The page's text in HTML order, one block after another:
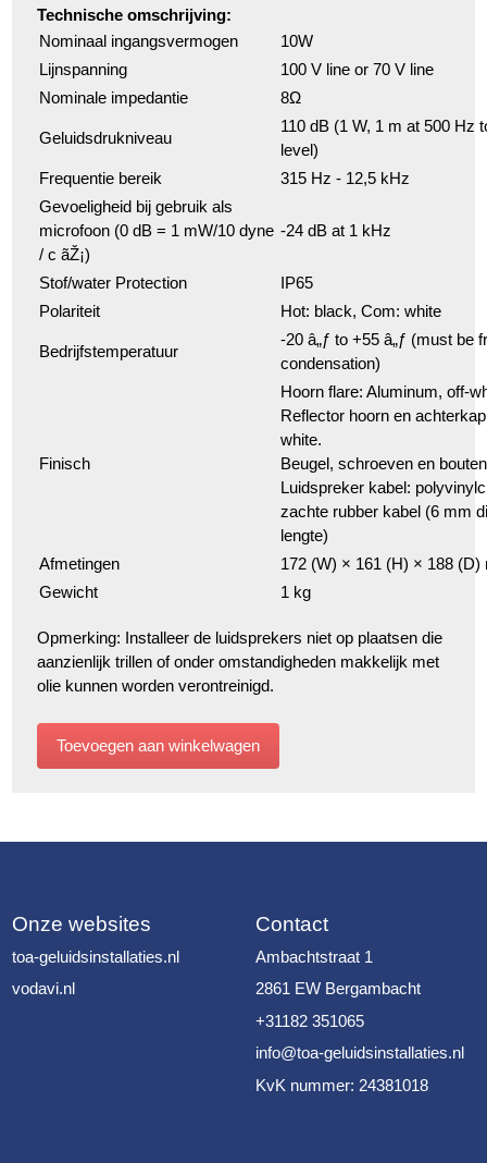
Technische omschrijving:
Nominaal ingangsvermogen
10W
Lijnspanning
100 V line or 70 V line
Nominale impedantie
8Ω
Geluidsdrukniveau
110 dB (1 W, 1 m at 500 Hz
level)
Frequentie bereik
315 Hz - 12,5 kHz
Gevoeligheid bij gebruik als
microfoon (0 dB = 1 mW/10 dyne
/ c ãŽ¡)
-24 dB at 1 kHz
Stof/water Protection
IP65
Polariteit
Hot: black, Com: white
Bedrijfstemperatuur
-20 â„ƒ to +55 â„ƒ (must be
condensation)
Finisch
Hoorn flare: Aluminum, off-
Reflector hoorn en
white.
Beugel, schroeven en
Luidspreker kabel:
zachte rubber kabel (6 mm
lengte)
Afmetingen
172 (W) × 161 (H) × 188 (D)
Gewicht
1 kg
Opmerking: Installeer de luidsprekers niet op plaatsen die
aanzienlijk trillen of onder omstandigheden makkelijk met
olie kunnen worden verontreinigd.
Onze websites
toa-geluidsinstallaties.nl
vodavi.nl
Contact
Ambachtstraat 1
2861 EW Bergambacht
+31182 351065
info@toa-geluidsinstallaties.nl
KvK nummer: 24381018